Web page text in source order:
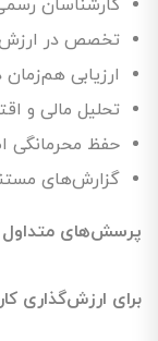
کارشناسان
تخصص در
ارزیابی
تحلیل مالی و
حفظ محرمانگی
گزارش‌های
پرسش‌های متداول
برای ارزش‌گذاری